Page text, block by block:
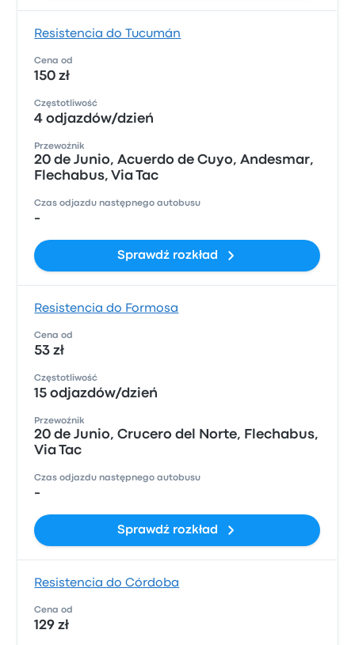
Resistencia do Tucumán
Cena od
150 zł
Częstotliwość
4 odjazdów/dzień
Przewoźnik
20 de Junio, Acuerdo de Cuyo, Andesmar,
Flechabus, Via Tac
Czas odjazdu następnego autobusu
-
Sprawdź rozkład
Resistencia do Formosa
Cena od
53 zł
Częstotliwość
15 odjazdów/dzień
Przewoźnik
20 de Junio, Crucero del Norte, Flechabus,
Via Tac
Czas odjazdu następnego autobusu
-
Sprawdź rozkład
Resistencia do Córdoba
Cena od
129 zł